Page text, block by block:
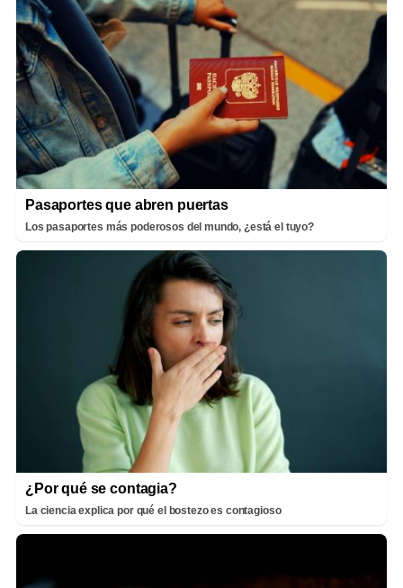
Pasaportes que abren puertas
Los pasaportes más poderosos del mundo, ¿está el tuyo?
¿Por qué se contagia?
La ciencia explica por qué el bostezo es contagioso